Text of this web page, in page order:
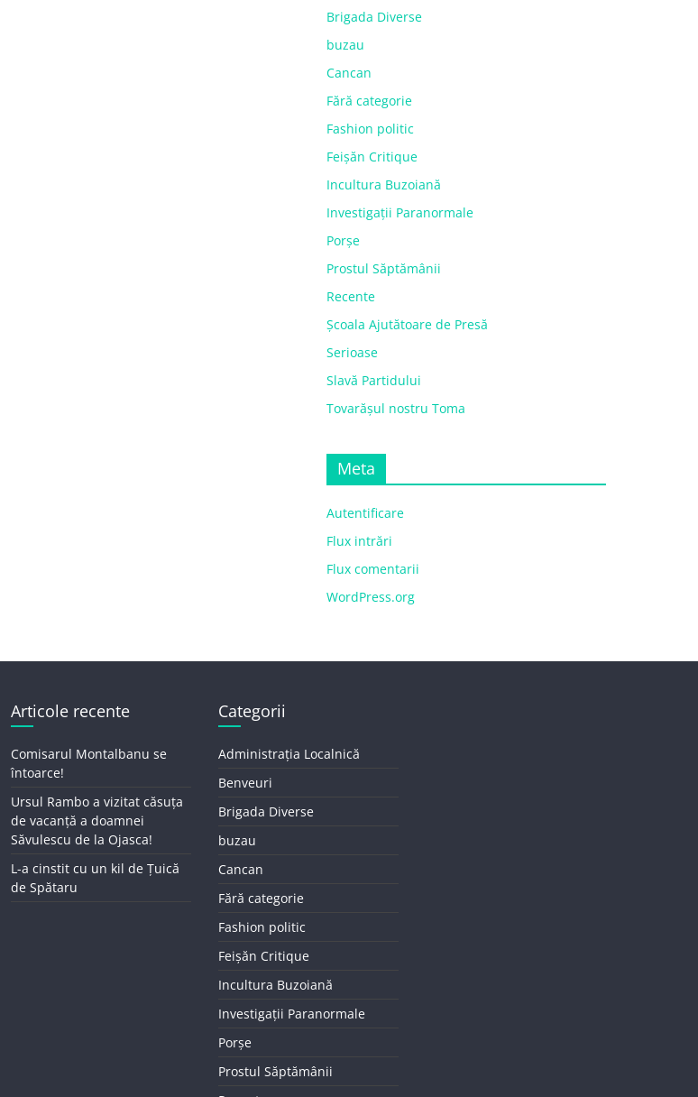
Brigada Diverse
buzau
Cancan
Fără categorie
Fashion politic
Feișăn Critique
Incultura Buzoiană
Investigații Paranormale
Porșe
Prostul Săptămânii
Recente
Școala Ajutătoare de Presă
Serioase
Slavă Partidului
Tovarășul nostru Toma
Meta
Autentificare
Flux intrări
Flux comentarii
WordPress.org
Articole recente
Comisarul Montalbanu se
întoarce!
Ursul Rambo a vizitat căsuța
de vacanță a doamnei
Săvulescu de la Ojasca!
L-a cinstit cu un kil de Țuică
de Spătaru
Categorii
Administrația Localnică
Benveuri
Brigada Diverse
buzau
Cancan
Fără categorie
Fashion politic
Feișăn Critique
Incultura Buzoiană
Investigații Paranormale
Porșe
Prostul Săptămânii